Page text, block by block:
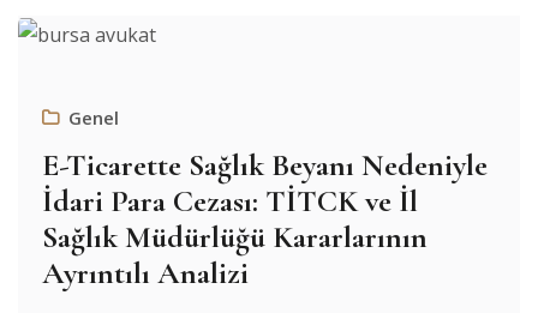
Genel
E-Ticarette Sağlık Beyanı Nedeniyle
İdari Para Cezası: TİTCK ve İl
Sağlık Müdürlüğü Kararlarının
Ayrıntılı Analizi